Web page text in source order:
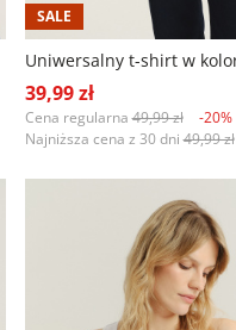
SALE
39,99 zł
Cena regularna49,99 zł
-20%
Najniższa cena z 30 dni49,99 zł